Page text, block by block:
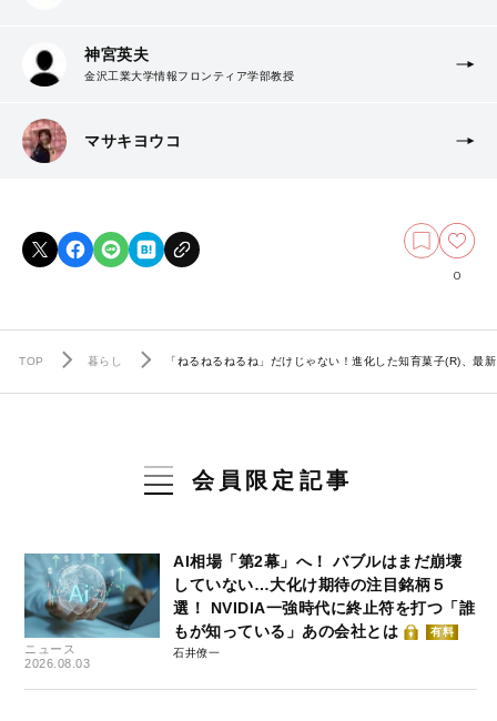
神宮英夫
金沢工業大学情報フロンティア学部教授
マサキヨウコ
0
TOP 暮らし 「ねるねるねるね」だけじゃない！進化した知育菓子(R)、最
会員限定記事
ニュース
2026.08.03
AI相場「第2幕」へ！ バブルはまだ崩壊
していない…大化け期待の注目銘柄５
選！ NVIDIA一強時代に終止符を打つ「誰
もが知っている」あの会社とは
有料
石井僚一